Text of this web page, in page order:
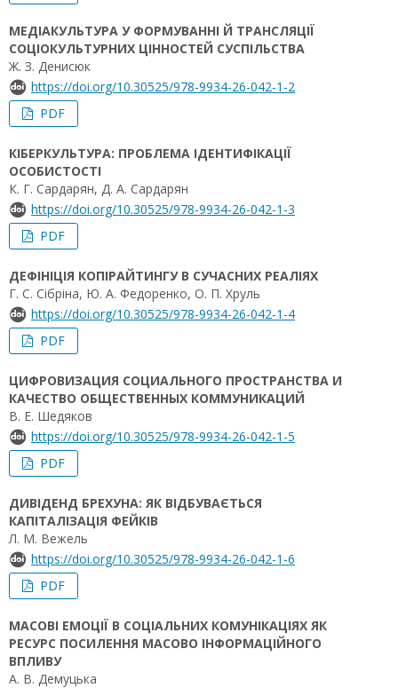
МЕДІАКУЛЬТУРА У ФОРМУВАННІ Й ТРАНСЛЯЦІЇ
СОЦІОКУЛЬТУРНИХ ЦІННОСТЕЙ СУСПІЛЬСТВА
Ж. З. Денисюк
https://doi.org/10.30525/978-9934-26-042-1-2
PDF
КІБЕРКУЛЬТУРА: ПРОБЛЕМА ІДЕНТИФІКАЦІЇ
ОСОБИСТОСТІ
К. Г. Сардарян, Д. А. Сардарян
https://doi.org/10.30525/978-9934-26-042-1-3
PDF
ДЕФІНІЦІЯ КОПІРАЙТИНГУ В СУЧАСНИХ РЕАЛІЯХ
Г. С. Сібріна, Ю. А. Федоренко, О. П. Хруль
https://doi.org/10.30525/978-9934-26-042-1-4
PDF
ЦИФРОВИЗАЦИЯ СОЦИАЛЬНОГО ПРОСТРАНСТВА И
КАЧЕСТВО ОБЩЕСТВЕННЫХ КОММУНИКАЦИЙ
В. Е. Шедяков
https://doi.org/10.30525/978-9934-26-042-1-5
PDF
ДИВІДЕНД БРЕХУНА: ЯК ВІДБУВАЄТЬСЯ
КАПІТАЛІЗАЦІЯ ФЕЙКІВ
Л. М. Вежель
https://doi.org/10.30525/978-9934-26-042-1-6
PDF
МАСОВІ ЕМОЦІЇ В СОЦІАЛЬНИХ КОМУНІКАЦІЯХ ЯК
РЕСУРС ПОСИЛЕННЯ МАСОВО ІНФОРМАЦІЙНОГО
ВПЛИВУ
А. В. Демуцька